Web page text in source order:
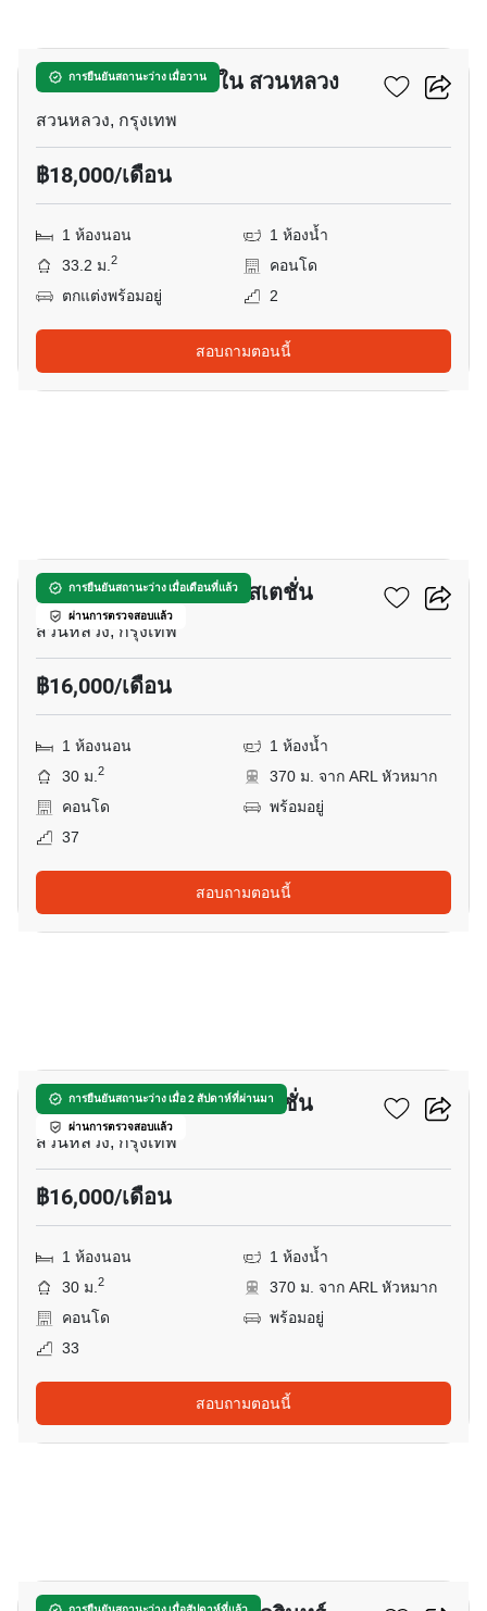
การยืนยันสถานะว่าง เมื่อวาน
คอนโด 1-ห้องนอน ใน สวนหลวง
สวนหลวง, กรุงเทพ
฿18,000/เดือน
1 ห้องนอน
1 ห้องน้ำ
33.2 ม.2
คอนโด
ตกแต่งพร้อมอยู่
2
สอบถามตอนนี้
การยืนยันสถานะว่าง เมื่อเดือนที่แล้ว
ผ่านการตรวจสอบแล้ว
ริชพาร์ค แอท ทริปเปิ้ล สเตชั่น
สวนหลวง, กรุงเทพ
฿16,000/เดือน
1 ห้องนอน
1 ห้องน้ำ
30 ม.2
370 ม. จาก ARL หัวหมาก
คอนโด
พร้อมอยู่
37
สอบถามตอนนี้
การยืนยันสถานะว่าง เมื่อ 2 สัปดาห์ที่ผ่านมา
ผ่านการตรวจสอบแล้ว
ริชพาร์ค แอท ทริปเปิ้ล สเตชั่น
สวนหลวง, กรุงเทพ
฿16,000/เดือน
1 ห้องนอน
1 ห้องน้ำ
30 ม.2
370 ม. จาก ARL หัวหมาก
คอนโด
พร้อมอยู่
33
สอบถามตอนนี้